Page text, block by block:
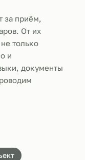
за приём,
От их
только
и
документы